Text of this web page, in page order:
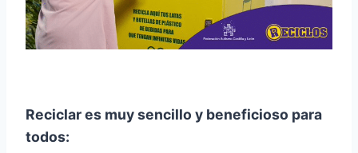
Reciclar es muy sencillo y beneficioso para
todos: